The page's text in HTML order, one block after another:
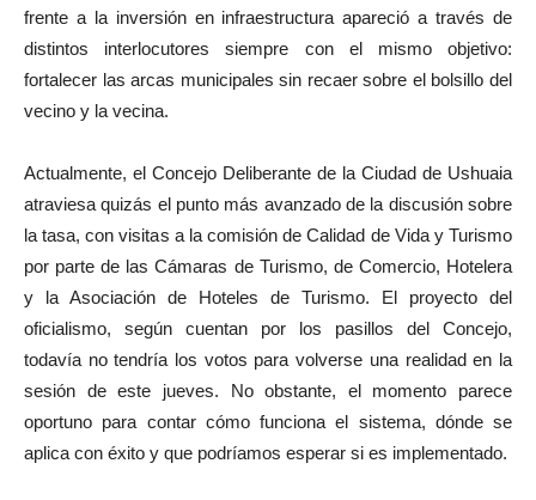
frente a la inversión en infraestructura apareció a través de
distintos interlocutores siempre con el mismo objetivo:
fortalecer las arcas municipales sin recaer sobre el bolsillo del
vecino y la vecina.
Actualmente, el Concejo Deliberante de la Ciudad de Ushuaia
atraviesa quizás el punto más avanzado de la discusión sobre
la tasa, con visitas a la comisión de Calidad de Vida y Turismo
por parte de las Cámaras de Turismo, de Comercio, Hotelera
y la Asociación de Hoteles de Turismo. El proyecto del
oficialismo, según cuentan por los pasillos del Concejo,
todavía no tendría los votos para volverse una realidad en la
sesión de este jueves. No obstante, el momento parece
oportuno para contar cómo funciona el sistema, dónde se
aplica con éxito y que podríamos esperar si es implementado.